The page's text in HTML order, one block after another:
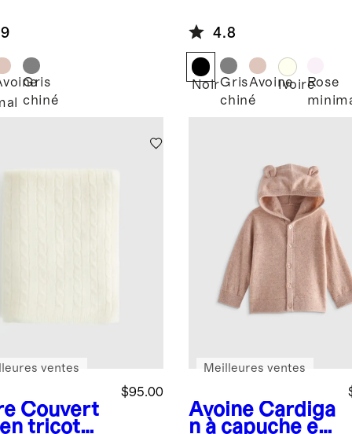
Gris
chiné
lavable
4.8
NoirGris
chiné
AvoineIvoireRose
Couvert
tricot
$95.00
ventes
Avoine Cardiga
n à capuche en
Meilleures ventes